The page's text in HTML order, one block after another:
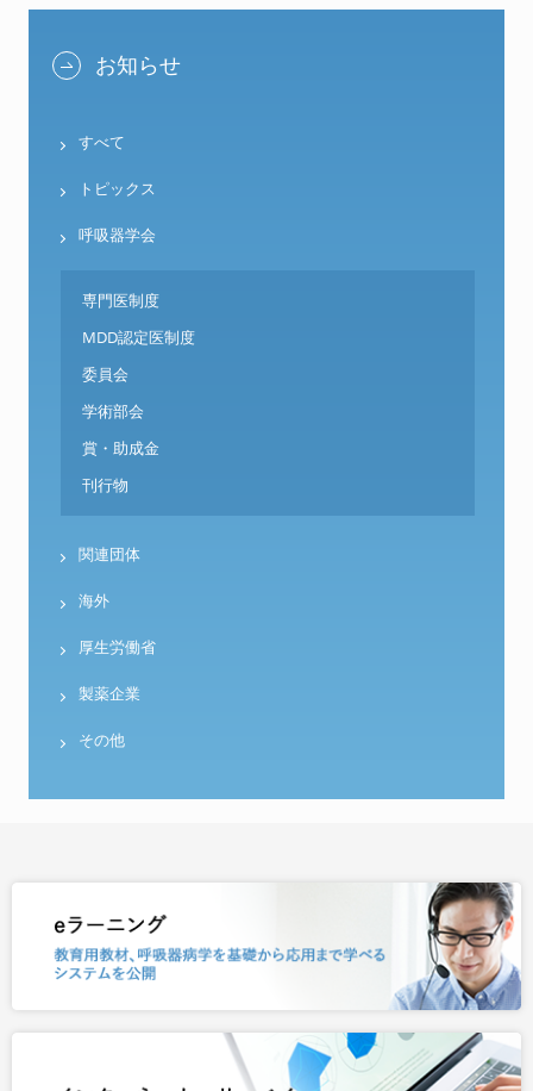
お知らせ
すべて
トピックス
呼吸器学会
専門医制度
MDD認定医制度
委員会
学術部会
賞・助成金
刊行物
関連団体
海外
厚生労働省
製薬企業
その他